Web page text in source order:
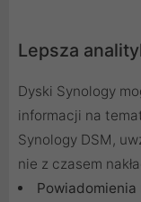
Lepsza
Dyski Synology
informacji na
Synology DSM,
nie z czasem
Powiadomienia